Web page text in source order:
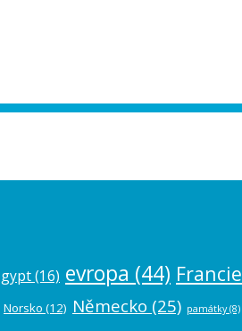
(16) evropa (44) Francie
Norsko (12) Německo (25) památky(8)